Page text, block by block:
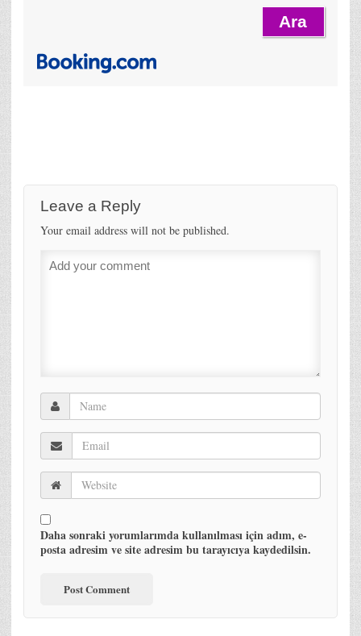
Leave a Reply
Your email address will not be published.
Daha sonraki yorumlarımda kullanılması için adım, e-
posta adresim ve site adresim bu tarayıcıya kaydedilsin.